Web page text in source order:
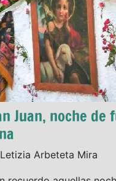
Juan, noche de
Letizia Arbeteta Mira